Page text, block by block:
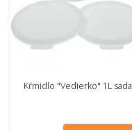
Kŕmidlo "Vedierko" 1L sada